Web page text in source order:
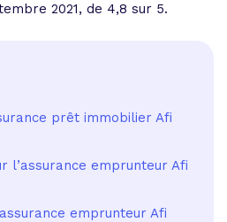
2021, de 4,8 sur 5.
prêt immobilier Afi
l’assurance emprunteur Afi
emprunteur Afi